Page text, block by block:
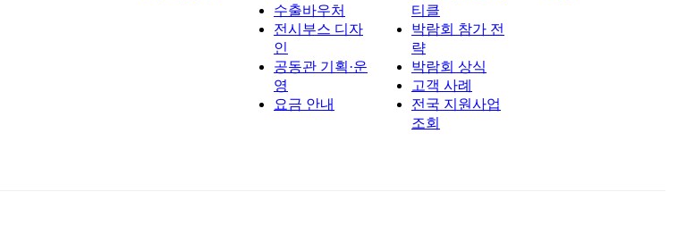
수출바우처
전시부스 디자
인
공동관 기획·운
영
요금 안내
티클
박람회 참가 전
략
박람회 상식
고객 사례
전국 지원사업
조회